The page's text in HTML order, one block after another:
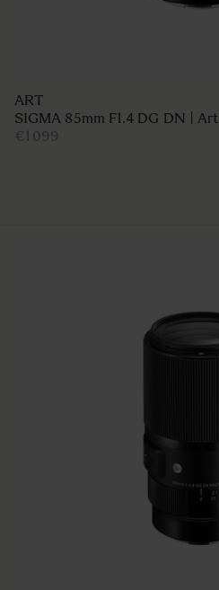
ART
SIGMA 85mm F1.4 DG DN | Art
€1 099